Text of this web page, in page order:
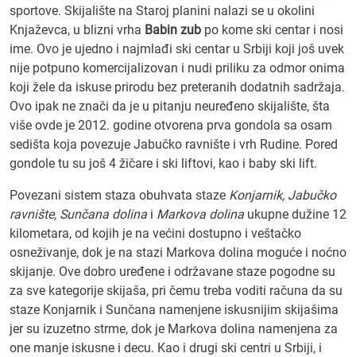
sportove. Skijalište na Staroj planini nalazi se u okolini
Knjaževca, u blizni vrha Babin zub po kome ski centar i nosi
ime. Ovo je ujedno i najmlađi ski centar u Srbiji koji još uvek
nije potpuno komercijalizovan i nudi priliku za odmor onima
koji žele da iskuse prirodu bez preteranih dodatnih sadržaja.
Ovo ipak ne znači da je u pitanju neuređeno skijalište, šta
više ovde je 2012. godine otvorena prva gondola sa osam
sedišta koja povezuje Jabučko ravnište i vrh Rudine. Pored
gondole tu su još 4 žičare i ski liftovi, kao i baby ski lift.
Povezani sistem staza obuhvata staze Konjarnik, Jabučko
ravnište, Sunčana dolina i Markova dolina ukupne dužine 12
kilometara, od kojih je na većini dostupno i veštačko
osneživanje, dok je na stazi Markova dolina moguće i noćno
skijanje. Ove dobro uređene i održavane staze pogodne su
za sve kategorije skijaša, pri čemu treba voditi računa da su
staze Konjarnik i Sunčana namenjene iskusnijim skijašima
jer su izuzetno strme, dok je Markova dolina namenjena za
one manje iskusne i decu. Kao i drugi ski centri u Srbiji, i